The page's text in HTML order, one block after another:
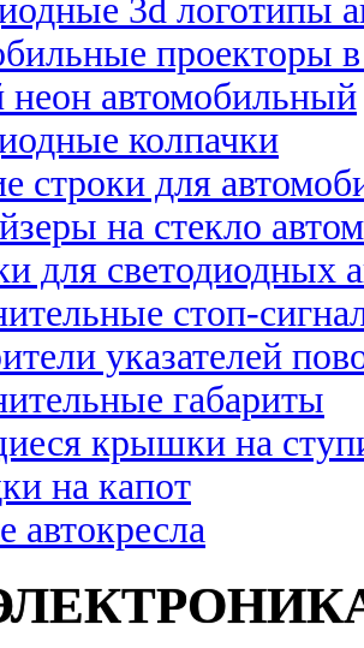
3d логотипы
проекторы
неон автомобильный
колпачки
строки для
на стекло
для светодиодных
стоп-
указателей
габариты
крышки на
на капот
автокресла